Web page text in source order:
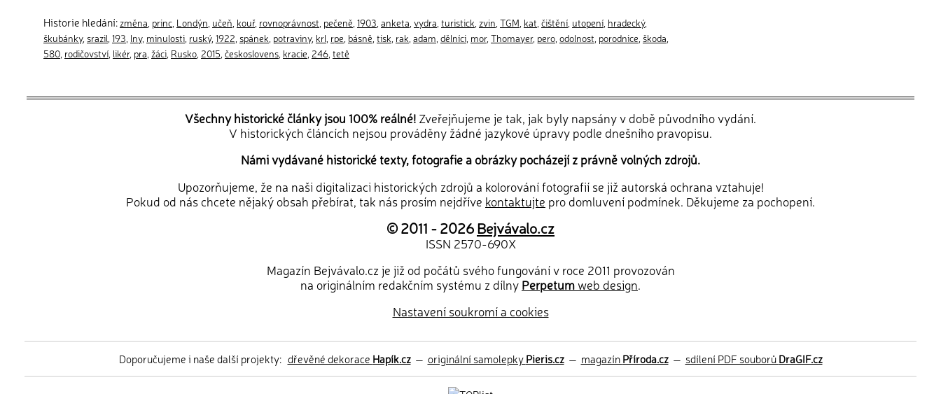
Historie hledání:změna princ Londýn učeň kouř, rovnoprávnost pečeně 1903 anketa vydra turistick zvin TGM kat čištění utopení hradecký,
škubánky, srazil 193 lny, minulosti ruský, 1922 spánek potraviny, krl rpe básně tisk rak adam dělníci mor, Thomayer, pero odolnost porodnice škoda
580 rodičovství likér, pra žáci Rusko 2015 českoslovens kracie 246 tetê
Všechny historické články jsou 100% reálné! Zveřejňujeme je tak, jak byly napsány v době původního vydání.
V historických článcích nejsou prováděny žádné jazykové úpravy podle dnešního pravopisu.
Námi vydávané historické texty, fotografie a obrázky pocházejí z právně volných zdrojů.
Upozorňujeme, že na naši digitalizaci historických zdrojů a kolorování fotografií se již autorská ochrana vztahuje!
Pokud od nás chcete nějaký obsah přebírat, tak nás prosím nejdříve kontaktujte pro domluvení podmínek. Děkujeme za pochopení.
© 2011 - 2026Bejvávalo.cz
ISSN 2570-690X
Magazín Bejvávalo.cz je již od počátů svého fungování v roce 2011 provozován
na originálním redakčním systému z dílny Perpetumweb design.
Nastavení soukromí a cookies
Doporučujeme i naše další projekty: dřevěné dekorace Hapík.cz— originální samolepkyPieris.cz— magazínPříroda.cz— sdílení PDF souborůDraGIF.cz